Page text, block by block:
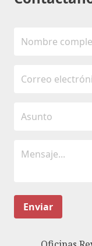
Enviar